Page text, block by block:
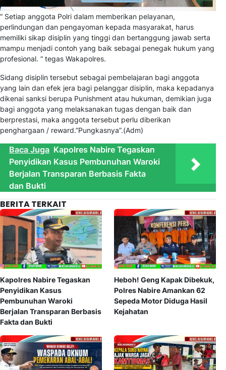
“ Setiap anggota Polri dalam memberikan pelayanan,
perlindungan dan pengayoman kepada masyarakat, harus
memiliki sikap disiplin yang tinggi dan bertanggung jawab serta
mampu menjadi contoh yang baik sebagai penegak hukum yang
profesional. “ tegas Wakapolres.
Sidang disiplin tersebut sebagai pembelajaran bagi anggota
yang lain dan efek jera bagi pelanggar disiplin, maka kepadanya
dikenai sanksi berupa Punishment atau hukuman, demikian juga
bagi anggota yang melaksanakan tugas dengan baik dan
berprestasi, maka anggota tersebut perlu diberikan
penghargaan / reward.”Pungkasnya”.(Adm)
Baca Juga Kapolres Nabire Tegaskan
Penyidikan Kasus Pembunuhan Waroki
Berjalan Transparan Berbasis Fakta
dan Bukti
BERITA TERKAIT
Kapolres Nabire Tegaskan
Penyidikan Kasus
Pembunuhan Waroki
Berjalan Transparan Berbasis
Fakta dan Bukti
Heboh! Geng Kapak Dibekuk,
Polres Nabire Amankan 62
Sepeda Motor Diduga Hasil
Kejahatan